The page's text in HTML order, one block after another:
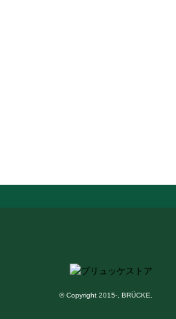
© Copyright 2015-, BRÜCKE.